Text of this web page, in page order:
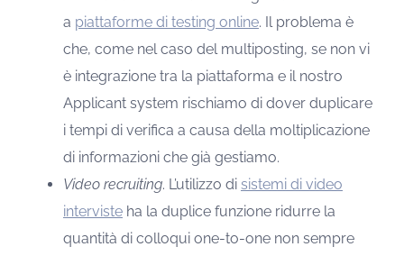
a piattaforme di testing online. Il problema è
che, come nel caso del multiposting, se non vi
è integrazione tra la piattaforma e il nostro
Applicant system rischiamo di dover duplicare
i tempi di verifica a causa della moltiplicazione
di informazioni che già gestiamo.
Video recruiting. L’utilizzo di sistemi di video
intervisteha la duplice funzione ridurre la
quantità di colloqui one-to-one non sempre